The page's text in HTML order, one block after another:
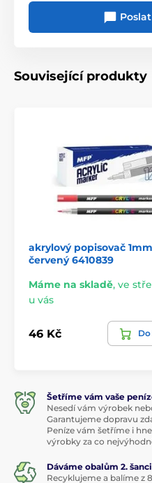
Související produkty
akrylový popisovač
červený 6410839
Máme na skladě, ve
u vás
46 Kč
Šetříme vám vaše
Nesedí vám výrobek
Garantujeme dopravu
Peníze vám šetříme i
výrobky za co
Dáváme obalům 2. šanci
Recyklujeme a balíme z